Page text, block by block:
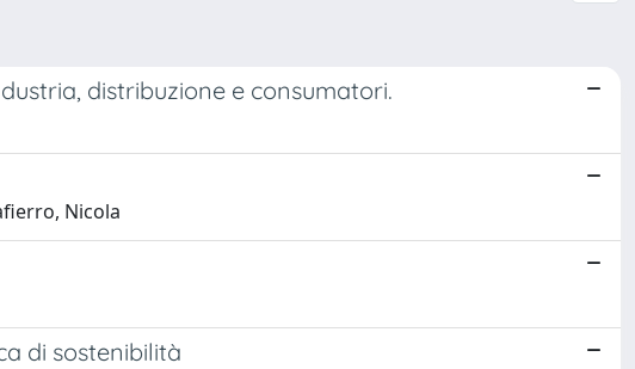
distribuzione e consumatori.
Nicola
di sostenibilità